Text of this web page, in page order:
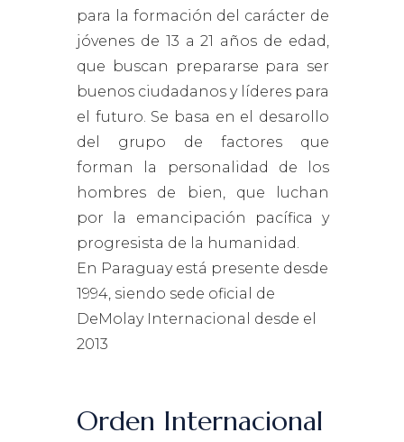
para la formación del carácter de
jóvenes de 13 a 21 años de edad,
que buscan prepararse para ser
buenos ciudadanos y líderes para
el futuro. Se basa en el desarollo
del grupo de factores que
forman la personalidad de los
hombres de bien, que luchan
por la emancipación pacífica y
progresista de la humanidad.
En Paraguay está presente desde
1994, siendo sede oficial de
DeMolay Internacional desde el
2013
Orden Internacional